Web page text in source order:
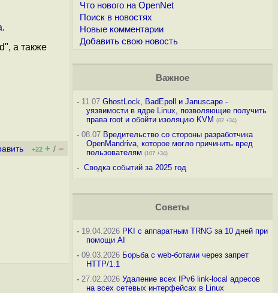
.
а также
+22 + / –
Что нового на OpenNet
Поиск в новостях
Новые комментарии
Добавить свою новость
Важное
-11.07 GhostLock, BadEpoll и Januscape -
уязвимости в ядре Linux, позволяющие получить
права root и обойти изоляцию KVM (82 +34)
-08.07 Вредительство со стороны разработчика
OpenMandriva, которое могло причинить вред
пользователям (107 +34)
- Сводка событий за 2025 год
Советы
-19.04.2026 PKI с аппаратным TRNG за 10 дней при
помощи AI
-09.03.2026 Борьба с web-ботами через запрет
HTTP/1.1
-27.02.2026 Удаление всех IPv6 link-local адресов
на всех сетевых интерфейсах в Linux